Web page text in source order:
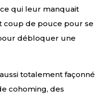
qui leur manquait
coup de pouce pour se
débloquer une
totalement façonné
cohoming, des